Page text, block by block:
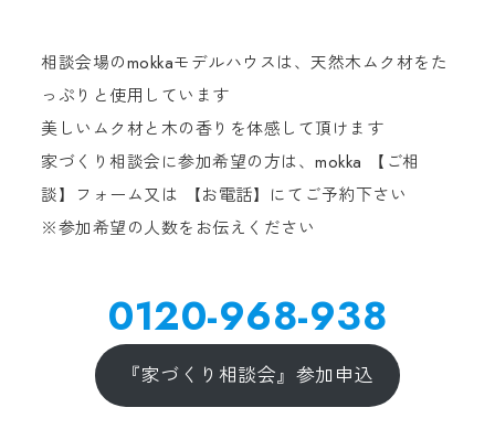
相談会場のmokkaモデルハウスは、天然木ムク材をた
っぷりと使用しています
美しいムク材と木の香りを体感して頂けます
家づくり相談会に参加希望の方は、mokka 【ご相
談】フォーム又は 【お電話】にてご予約下さい
※参加希望の人数をお伝えください
0120-968-938
『家づくり相談会』参加申込